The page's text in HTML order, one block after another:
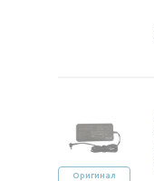
Оригинал